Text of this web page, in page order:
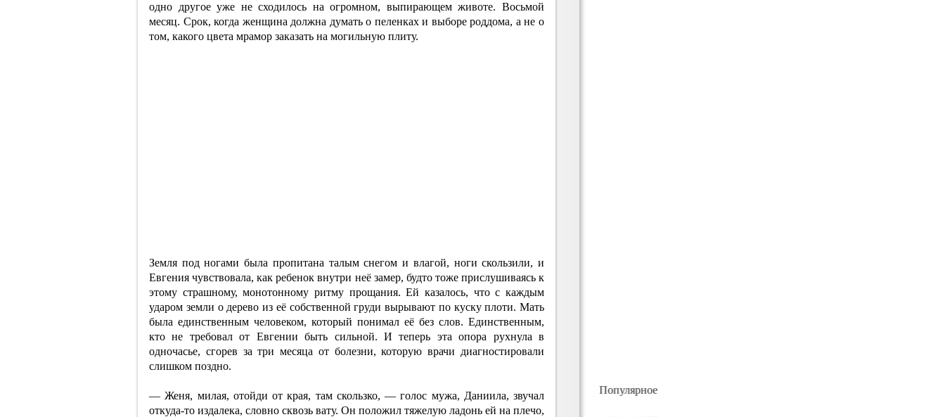
одно другое уже не сходилось на огромном, выпирающем животе. Восьмой
месяц. Срок, когда женщина должна думать о пеленках и выборе роддома, а не о
том, какого цвета мрамор заказать на могильную плиту.
Земля под ногами была пропитана талым снегом и влагой, ноги скользили, и
Евгения чувствовала, как ребенок внутри неё замер, будто тоже прислушиваясь к
этому страшному, монотонному ритму прощания. Ей казалось, что с каждым
ударом земли о дерево из её собственной груди вырывают по куску плоти. Мать
была единственным человеком, который понимал её без слов. Единственным,
кто не требовал от Евгении быть сильной. И теперь эта опора рухнула в
одночасье, сгорев за три месяца от болезни, которую врачи диагностировали
слишком поздно.
— Женя, милая, отойди от края, там скользко, — голос мужа, Даниила, звучал
откуда-то издалека, словно сквозь вату. Он положил тяжелую ладонь ей на плечо,
Популярное